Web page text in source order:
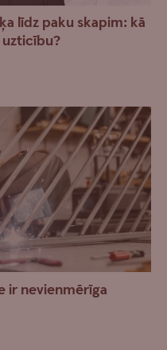
līdz paku skapim: kā
ir nevienmērīga